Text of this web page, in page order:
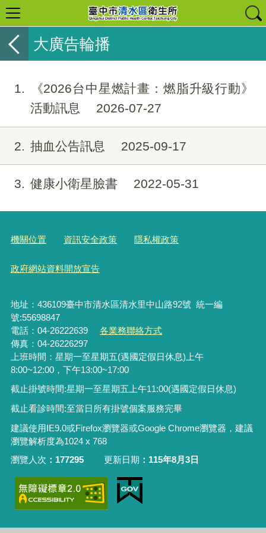
大廣告輪播
1
《2026台中星燃計畫：燃脂升級行動》
活動訊息
2026-07-27
2 抽血公告訊息 2025-09-17
3 健康小衛星臉書 2022-05-31
機關位置 資訊安全政策 隱私權政策
政府網站資料開放宣告
地址：436109臺中市清水區清水里中山路92號 統一編
號:55698847
電話：04-26222639
各業務聯絡方式
傳真：04-26226297
上班時間：星期一至星期五(遇國定假日休息)上午
8:00~12:00，下午13:00~17:00
截止掛號時間:星期一至星期五上午11:00(遇國定假日休息)
截止看診時間:至當日所有掛號個案服務完畢
建議使用IE9.0或Firefox瀏覽器或Google Chrome瀏覽器，建議
瀏覽解析度為1024 x 768
瀏覽人次
177295 更新日期 115年8月3日